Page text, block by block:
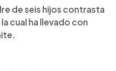
de seis hijos contrasta
cual ha llevado con